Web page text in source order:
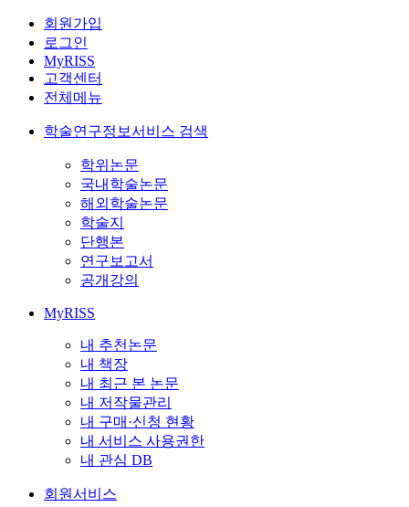
회원가입
로그인
MyRISS
고객센터
전체메뉴
학술연구정보서비스 검색
학위논문
국내학술논문
해외학술논문
학술지
단행본
연구보고서
공개강의
MyRISS
내 추천논문
내 책장
내 최근 본 논문
내 저작물관리
내 구매·신청 현황
내 서비스 사용권한
내 관심 DB
회원서비스